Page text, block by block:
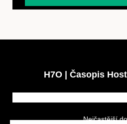
H7O | Časopis
Nejčastější